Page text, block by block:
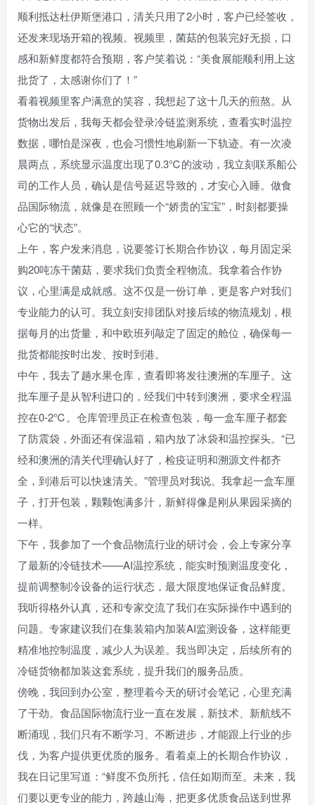
顺利抵达杜伊斯堡港口，清关只用了2小时，客户已经签收，
还发来现场开箱的视频。视频里，菌菇的包装完好无损，口
感和新鲜度都符合预期，客户笑着说：“美食展能顺利用上这
批货了，太感谢你们了！”
看着视频里客户满意的笑容，我想起了这十几天的煎熬。从
货物出发后，我每天都会登录冷链监测系统，查看实时温控
数据，哪怕是深夜，也会习惯性地刷新一下轨迹。有一次凌
晨两点，系统显示温度出现了0.3℃的波动，我立刻联系船公
司的工作人员，确认是信号延迟导致的，才安心入睡。做食
品国际物流，就像是在照顾一个“娇贵的宝宝”，时刻都要操
心它的“状态”。
上午，客户发来消息，说要签订长期合作协议，每月固定采
购20吨冻干菌菇，要求我们负责全程物流。我拿着合作协
议，心里满是成就感。这不仅是一份订单，更是客户对我们
专业能力的认可。我立刻安排团队对接后续的物流规划，根
据每月的出货量，和中欧班列敲定了固定的舱位，确保每一
批货都能按时出发、按时到港。
中午，我去了趟水果仓库，查看即将发往澳洲的车厘子。这
批车厘子是从智利进口的，经我们中转到澳洲，要求全程温
控在0-2℃。仓库管理员正在检查包装，每一盒车厘子都套
了防震袋，外面还有保温箱，箱内放了冰袋和温控探头。“已
经和澳洲的清关代理确认好了，检疫证明和溯源文件都齐
全，到港后可以快速清关。”管理员对我说。我拿起一盒车厘
子，打开包装，颗颗饱满多汁，新鲜得像是刚从果园采摘的
一样。
下午，我参加了一个食品物流行业的研讨会，会上专家分享
了最新的冷链技术——AI温控系统，能实时预测温度变化，
提前调整制冷设备的运行状态，最大限度地保证食品鲜度。
我听得格外认真，还和专家交流了我们在实际操作中遇到的
问题。专家建议我们在集装箱内加装AI监测设备，这样能更
精准地控制温度，减少人为误差。我当即决定，后续所有的
冷链货物都加装这套系统，提升我们的服务品质。
傍晚，我回到办公室，整理着今天的研讨会笔记，心里充满
了干劲。食品国际物流行业一直在发展，新技术、新航线不
断涌现，我们只有不断学习、不断进步，才能跟上行业的步
伐，为客户提供更优质的服务。看着桌上的长期合作协议，
我在日记里写道：“鲜度不负所托，信任如期而至。未来，我
们要以更专业的能力，跨越山海，把更多优质食品送到世界